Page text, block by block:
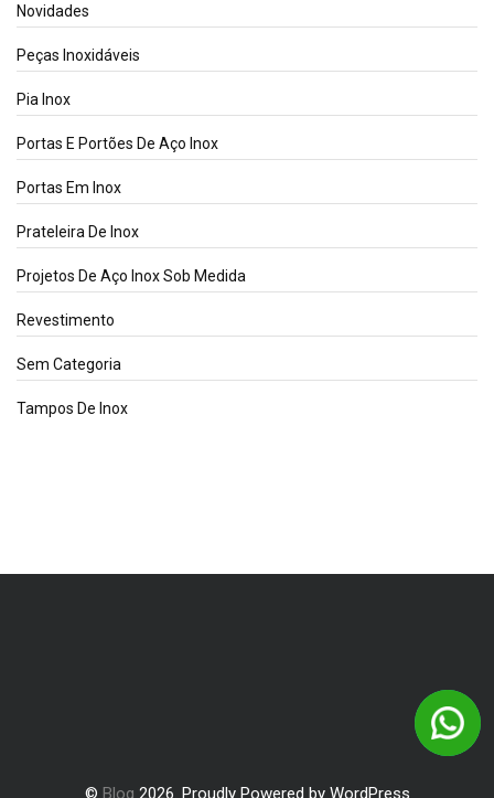
Novidades
Peças Inoxidáveis
Pia Inox
Portas E Portões De Aço Inox
Portas Em Inox
Prateleira De Inox
Projetos De Aço Inox Sob Medida
Revestimento
Sem Categoria
Tampos De Inox
© Blog 2026. Proudly Powered by WordPress